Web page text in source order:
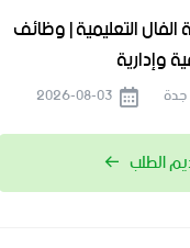
التعليمية | وظائف
وإدارية
جدة
الطلب